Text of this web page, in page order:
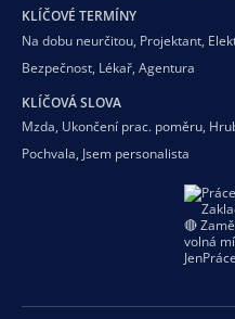
KLÍČOVÉ TERMÍNY
Na dobu neurčitou, Projektant,
Bezpečnost, Lékař, Agentura
KLÍČOVÁ SLOVA
Mzda, Ukončení prac. poměru,
Pochvala, Jsem personalista